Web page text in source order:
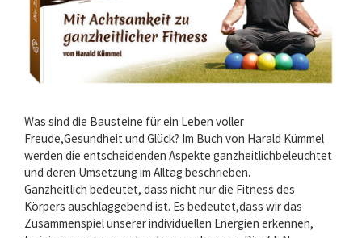
Was sind die Bausteine für ein Leben voller
Freude,Gesundheit und Glück? Im Buch von Harald Kümmel
werden die entscheidenden Aspekte ganzheitlichbeleuchtet
und deren Umsetzung im Alltag beschrieben.
Ganzheitlich bedeutet, dass nicht nur die Fitness des
Körpers auschlaggebend ist. Es bedeutet,dass wir das
Zusammenspiel unserer individuellen Energien erkennen,